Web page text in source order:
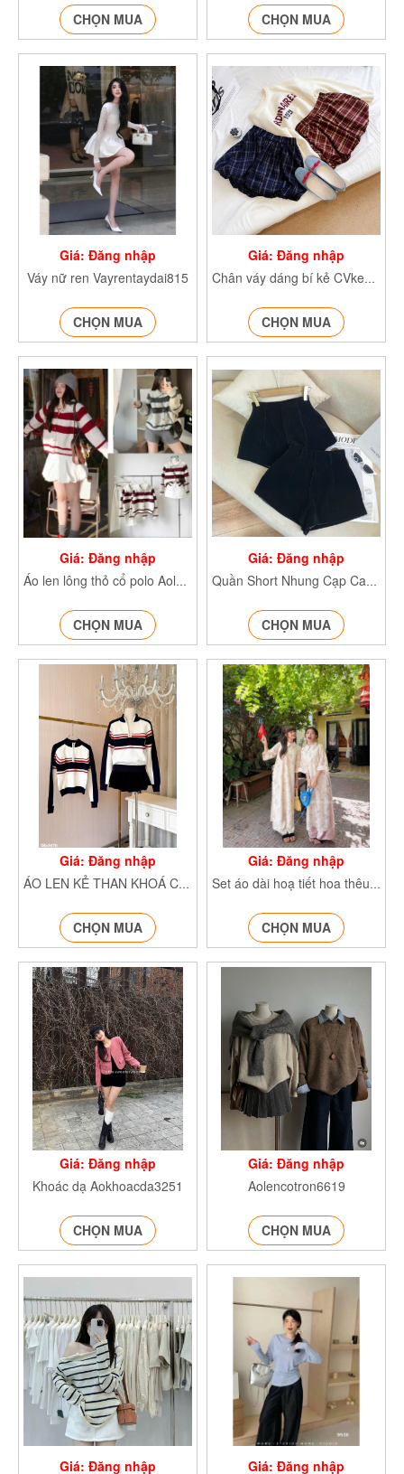
CHỌN MUA CHỌN MUA
Giá: Đăng nhập
Váy nữ ren Vayrentaydai815
CHỌN MUA
Giá: Đăng nhập
Chân váy dáng bí kẻ CVkedangbi811
CHỌN MUA
Giá: Đăng nhập
Áo len lông thỏ cổ polo AolenkekhuygoA756
CHỌN MUA
Giá: Đăng nhập
Quần Short Nhung Cạp Cao QnhungN79
CHỌN MUA
Giá: Đăng nhập
ÁO LEN KẺ THAN KHOÁ CỔ Aolenke0039
CHỌN MUA
Giá: Đăng nhập
Set áo dài hoạ tiết hoa thêu cổ sen Aodai9558
CHỌN MUA
Giá: Đăng nhập
Khoác dạ Aokhoacda3251
CHỌN MUA
Giá: Đăng nhập
Aolencotron6619
CHỌN MUA
Giá: Đăng nhập
Giá: Đăng nhập